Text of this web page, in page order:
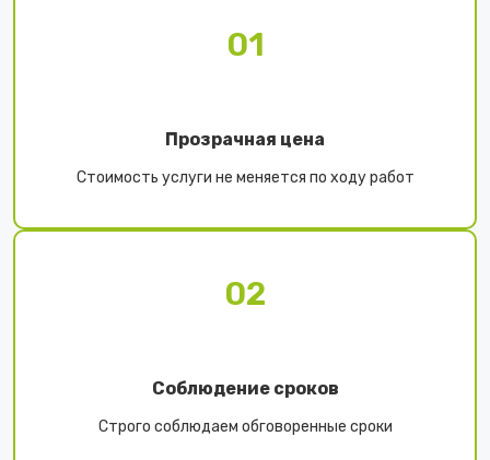
01
Прозрачная цена
Стоимость услуги не меняется по ходу работ
02
Соблюдение сроков
Строго соблюдаем обговоренные сроки